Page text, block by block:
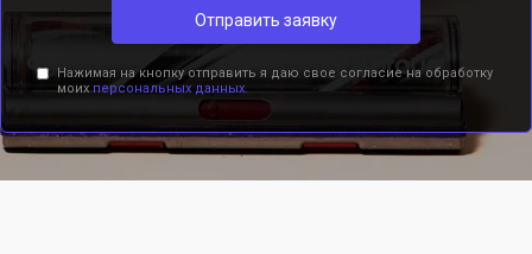
Отправить заявку
Нажимая на кнопку отправить я даю свое согласие на обработку
моих персональных данных.